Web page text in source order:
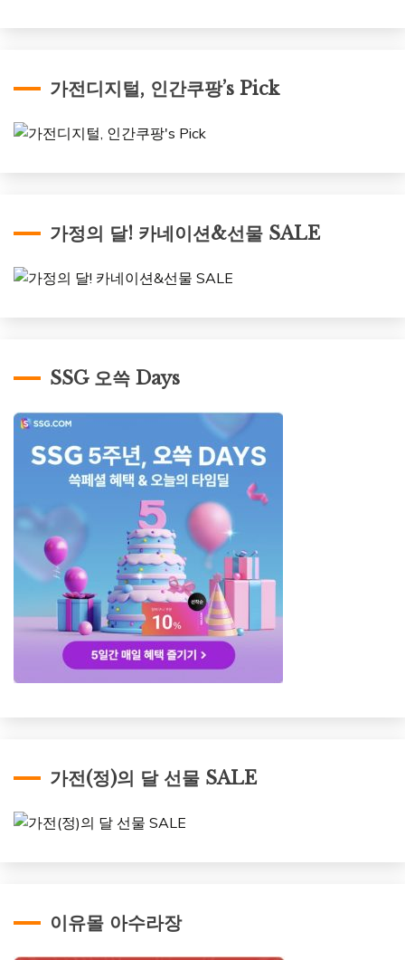
가전디지털, 인간쿠팡’s Pick
가정의 달! 카네이션&선물 SALE
SSG 오쓱 Days
가전(정)의 달 선물 SALE
이유몰 아수라장